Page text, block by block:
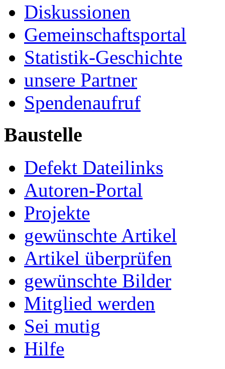
Diskussionen
Gemeinschaftsportal
Statistik-Geschichte
unsere Partner
Spendenaufruf
Baustelle
Defekt Dateilinks
Autoren-Portal
Projekte
gewünschte Artikel
Artikel überprüfen
gewünschte Bilder
Mitglied werden
Sei mutig
Hilfe